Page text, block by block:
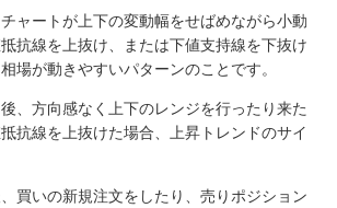
ャートが上下の変動幅をせばめながら小動
抗線を上抜け、または下値支持線を下抜け
場が動きやすいパターンのことです。
、方向感なく上下のレンジを行ったり来た
抗線を上抜けた場合、上昇トレンドのサイ
買いの新規注文をしたり、売りポジション